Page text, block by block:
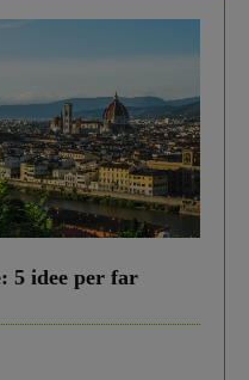
5 idee per far